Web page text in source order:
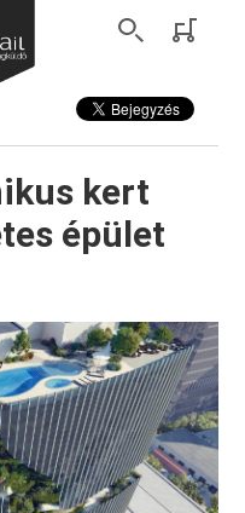
kert
épület